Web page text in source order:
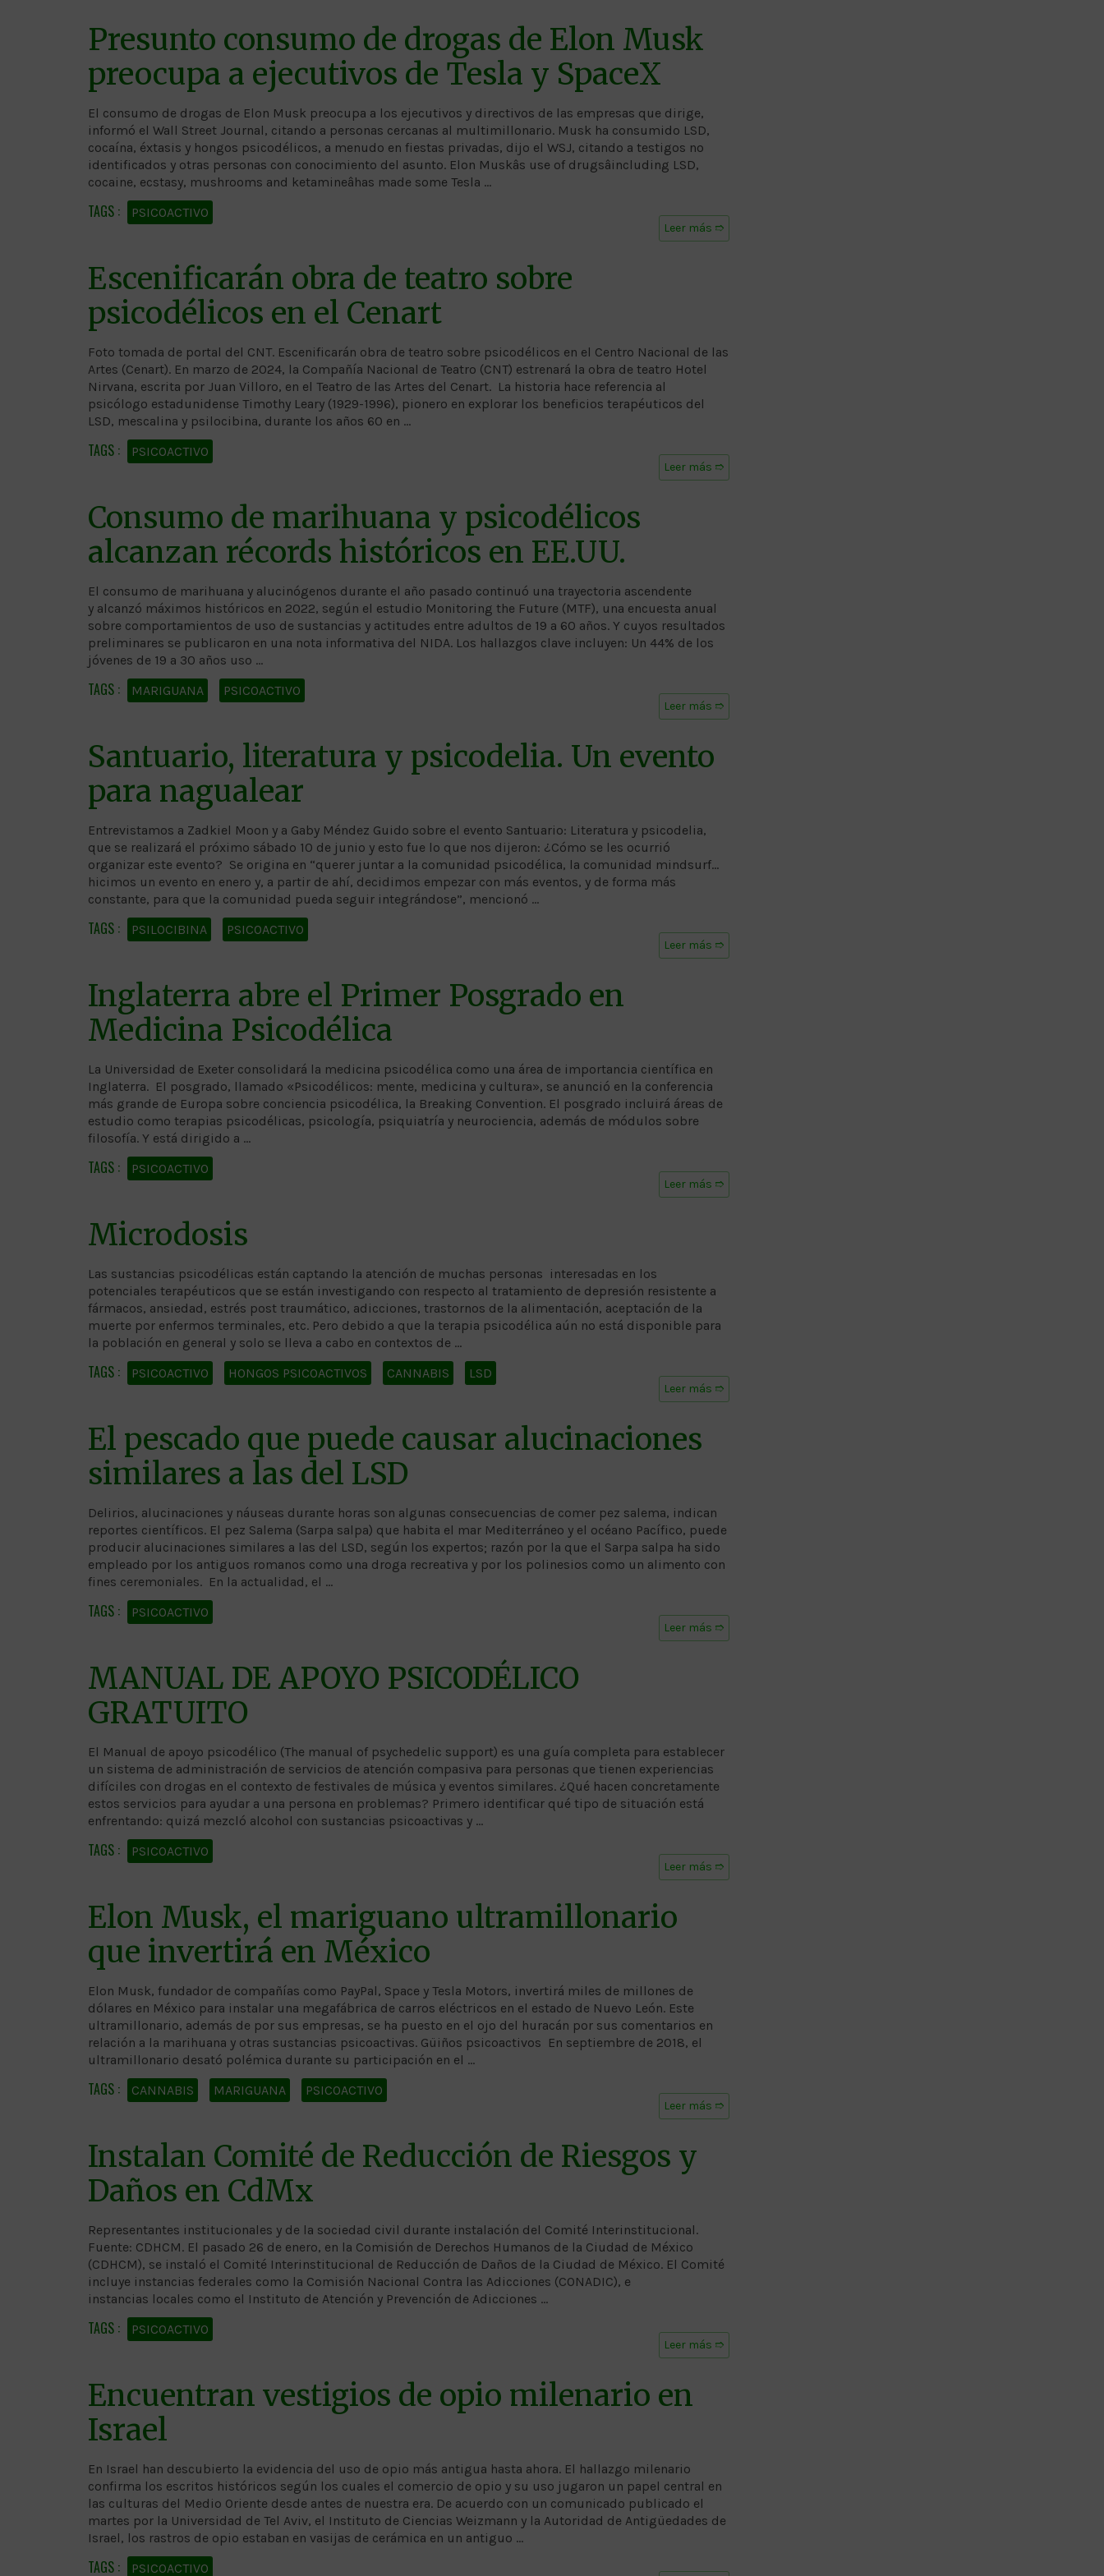
Presunto consumo de drogas de Elon Musk
preocupa a ejecutivos de Tesla y SpaceX
El consumo de drogas de Elon Musk preocupa a los ejecutivos y directivos de las empresas que dirige,
informó el Wall Street Journal, citando a personas cercanas al multimillonario. Musk ha consumido LSD,
cocaína, éxtasis y hongos psicodélicos, a menudo en fiestas privadas, dijo el WSJ, citando a testigos no
identificados y otras personas con conocimiento del asunto. Elon Muskâs use of drugsâincluding LSD,
cocaine, ecstasy, mushrooms and ketamineâhas made some Tesla …
Leer más ➱
PSICOACTIVO
Escenificarán obra de teatro sobre
psicodélicos en el Cenart
Foto tomada de portal del CNT. Escenificarán obra de teatro sobre psicodélicos en el Centro Nacional de las
Artes (Cenart). En marzo de 2024, la Compañía Nacional de Teatro (CNT) estrenará la obra de teatro Hotel
Nirvana, escrita por Juan Villoro, en el Teatro de las Artes del Cenart. La historia hace referencia al
psicólogo estadunidense Timothy Leary (1929-1996), pionero en explorar los beneficios terapéuticos del
LSD, mescalina y psilocibina, durante los años 60 en …
Leer más ➱
PSICOACTIVO
Consumo de marihuana y psicodélicos
alcanzan récords históricos en EE.UU.
El consumo de marihuana y alucinógenos durante el año pasado continuó una trayectoria ascendente
y alcanzó máximos históricos en 2022, según el estudio Monitoring the Future (MTF), una encuesta anual
sobre comportamientos de uso de sustancias y actitudes entre adultos de 19 a 60 años. Y cuyos resultados
preliminares se publicaron en una nota informativa del NIDA. Los hallazgos clave incluyen: Un 44% de los
jóvenes de 19 a 30 años uso …
Leer más ➱
MARIGUANA PSICOACTIVO
Santuario, literatura y psicodelia. Un evento
para nagualear
Entrevistamos a Zadkiel Moon y a Gaby Méndez Guido sobre el evento Santuario: Literatura y psicodelia,
que se realizará el próximo sábado 10 de junio y esto fue lo que nos dijeron: ¿Cómo se les ocurrió
organizar este evento? Se origina en “querer juntar a la comunidad psicodélica, la comunidad mindsurf…
hicimos un evento en enero y, a partir de ahí, decidimos empezar con más eventos, y de forma más
constante, para que la comunidad pueda seguir integrándose”, mencionó …
Leer más ➱
PSILOCIBINA PSICOACTIVO
Inglaterra abre el Primer Posgrado en
Medicina Psicodélica
La Universidad de Exeter consolidará la medicina psicodélica como una área de importancia científica en
Inglaterra. El posgrado, llamado «Psicodélicos: mente, medicina y cultura», se anunció en la conferencia
más grande de Europa sobre conciencia psicodélica, la Breaking Convention. El posgrado incluirá áreas de
estudio como terapias psicodélicas, psicología, psiquiatría y neurociencia, además de módulos sobre
filosofía. Y está dirigido a …
Leer más ➱
PSICOACTIVO
Microdosis
Las sustancias psicodélicas están captando la atención de muchas personas interesadas en los
potenciales terapéuticos que se están investigando con respecto al tratamiento de depresión resistente a
fármacos, ansiedad, estrés post traumático, adicciones, trastornos de la alimentación, aceptación de la
muerte por enfermos terminales, etc. Pero debido a que la terapia psicodélica aún no está disponible para
la población en general y solo se lleva a cabo en contextos de …
Leer más ➱
PSICOACTIVO HONGOS PSICOACTIVOS CANNABIS LSD
El pescado que puede causar alucinaciones
similares a las del LSD
Delirios, alucinaciones y náuseas durante horas son algunas consecuencias de comer pez salema, indican
reportes científicos. El pez Salema (Sarpa salpa) que habita el mar Mediterráneo y el océano Pacífico, puede
producir alucinaciones similares a las del LSD, según los expertos; razón por la que el Sarpa salpa ha sido
empleado por los antiguos romanos como una droga recreativa y por los polinesios como un alimento con
fines ceremoniales. En la actualidad, el …
Leer más ➱
PSICOACTIVO
MANUAL DE APOYO PSICODÉLICO
GRATUITO
El Manual de apoyo psicodélico (The manual of psychedelic support) es una guía completa para establecer
un sistema de administración de servicios de atención compasiva para personas que tienen experiencias
difíciles con drogas en el contexto de festivales de música y eventos similares. ¿Qué hacen concretamente
estos servicios para ayudar a una persona en problemas? Primero identificar qué tipo de situación está
enfrentando: quizá mezcló alcohol con sustancias psicoactivas y …
Leer más ➱
PSICOACTIVO
Elon Musk, el mariguano ultramillonario
que invertirá en México
Elon Musk, fundador de compañías como PayPal, Space y Tesla Motors, invertirá miles de millones de
dólares en México para instalar una megafábrica de carros eléctricos en el estado de Nuevo León. Este
ultramillonario, además de por sus empresas, se ha puesto en el ojo del huracán por sus comentarios en
relación a la marihuana y otras sustancias psicoactivas. Güiños psicoactivos En septiembre de 2018, el
ultramillonario desató polémica durante su participación en el …
Leer más ➱
CANNABIS MARIGUANA PSICOACTIVO
Instalan Comité de Reducción de Riesgos y
Daños en CdMx
Representantes institucionales y de la sociedad civil durante instalación del Comité Interinstitucional.
Fuente: CDHCM. El pasado 26 de enero, en la Comisión de Derechos Humanos de la Ciudad de México
(CDHCM), se instaló el Comité Interinstitucional de Reducción de Daños de la Ciudad de México. El Comité
incluye instancias federales como la Comisión Nacional Contra las Adicciones (CONADIC), e
instancias locales como el Instituto de Atención y Prevención de Adicciones …
Leer más ➱
PSICOACTIVO
Encuentran vestigios de opio milenario en
Israel
En Israel han descubierto la evidencia del uso de opio más antigua hasta ahora. El hallazgo milenario
confirma los escritos históricos según los cuales el comercio de opio y su uso jugaron un papel central en
las culturas del Medio Oriente desde antes de nuestra era. De acuerdo con un comunicado publicado el
martes por la Universidad de Tel Aviv, el Instituto de Ciencias Weizmann y la Autoridad de Antigüedades de
Israel, los rastros de opio estaban en vasijas de cerámica en un antiguo …
PSICOACTIVO